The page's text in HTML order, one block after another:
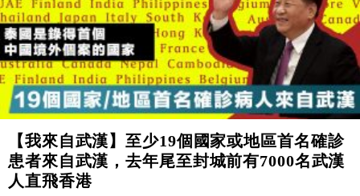
【我來自武漢】至少19個國家或地區首名確診
患者來自武漢，去年尾至封城前有7000名武漢
人直飛香港